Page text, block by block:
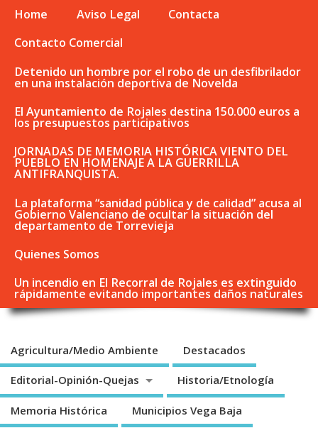
Home Aviso Legal
Contacta
Contacto Comercial
Detenido un hombre por el robo de un desfibrilador
en una instalación deportiva de Novelda
El Ayuntamiento de Rojales destina 150.000 euros a
los presupuestos participativos
JORNADAS DE MEMORIA HISTÓRICA VIENTO DEL
PUEBLO EN HOMENAJE A LA GUERRILLA
ANTIFRANQUISTA.
La plataforma “sanidad pública y de calidad” acusa al
Gobierno Valenciano de ocultar la situación del
departamento de Torrevieja
Quienes Somos
Un incendio en El Recorral de Rojales es extinguido
rápidamente evitando importantes daños naturales
Agricultura/Medio Ambiente Destacados
Editorial-Opinión-Quejas Historia/Etnología
Memoria Histórica Municipios Vega Baja